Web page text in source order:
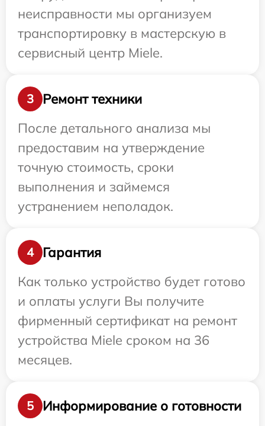
неисправности мы организуем
транспортировку в мастерскую в
сервисный центр Miele.
3
Ремонт техники
После детального анализа мы
предоставим на утверждение
точную стоимость, сроки
выполнения и займемся
устранением неполадок.
4
Гарантия
Как только устройство будет готово
и оплаты услуги Вы получите
фирменный сертификат на ремонт
устройства Miele сроком на 36
месяцев.
5
Информирование о готовности